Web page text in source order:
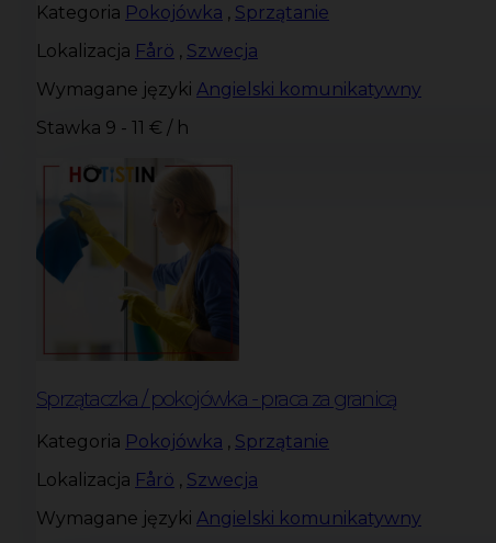
Kategoria Pokojówka , Sprzątanie
Lokalizacja Fårö , Szwecja
Wymagane języki Angielski komunikatywny
Stawka 9 - 11 € / h
Sprzątaczka / pokojówka - praca za granicą
Kategoria Pokojówka , Sprzątanie
Lokalizacja Fårö , Szwecja
Wymagane języki Angielski komunikatywny